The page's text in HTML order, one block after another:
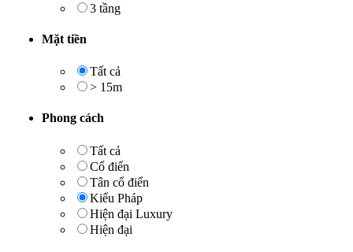
3 tầng
Mặt tiền
Tất cả
> 15m
Phong cách
Tất cả
Cổ điển
Tân cổ điển
Kiểu Pháp
Hiện đại Luxury
Hiện đại